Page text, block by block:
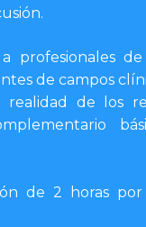
profesionales de
de campos
realidad de los
de 2 horas por